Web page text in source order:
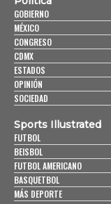
GOBIERNO
MÉXICO
CONGRESO
CDMX
ESTADOS
OPINIÓN
SOCIEDAD
Sports Illustrated
FUTBOL
BEISBOL
FUTBOL AMERICANO
BASQUETBOL
MÁS DEPORTE